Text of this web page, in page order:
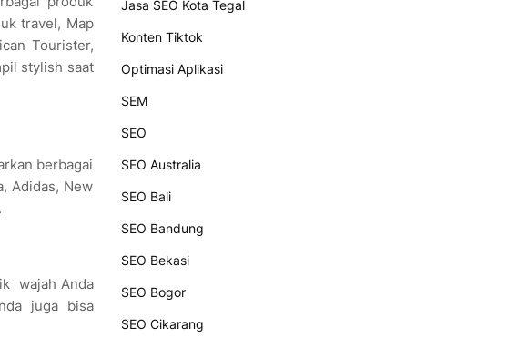
travel, Map
Tourister,
stylish saat
berbagai
Adidas, New
wajah Anda
juga bisa
Jasa SEO Kota Tegal
Konten Tiktok
Optimasi Aplikasi
SEM
SEO
SEO Australia
SEO Bali
SEO Bandung
SEO Bekasi
SEO Bogor
SEO Cikarang